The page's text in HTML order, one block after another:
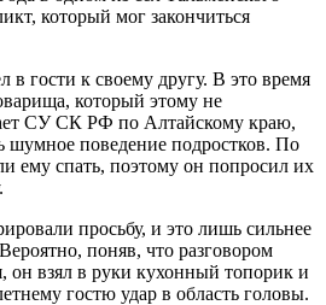
который мог закончиться
гости к своему другу. В это время
который этому не
СУ СК РФ по Алтайскому краю,
шумное поведение подростков. По
ему спать, поэтому он попросил их
просьбу, и это лишь сильнее
поняв, что разговором
он взял в руки кухонный топорик и
гостю удар в область головы.